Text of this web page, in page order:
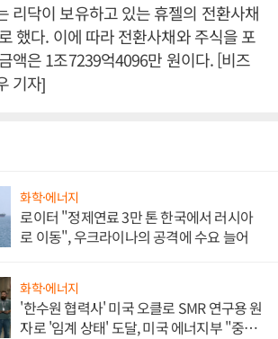
리닥이 보유하고 있는 휴젤의 전환사채
했다. 이에 따라 전환사채와 주식을 포
액은 1조7239억4096만 원이다. [비즈
기자]
화학·에너지
로이터 "정제연료 3만 톤 한국에서 러시아
로 이동", 우크라이나의 공격에 수요 늘어
화학·에너지
'한수원 협력사' 미국 오클로 SMR 연구용 원
자로 '임계 상태' 도달, 미국 에너지부 "중요